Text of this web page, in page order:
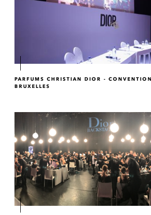
PARFUMS CHRISTIAN DIOR -
BRUXELLES